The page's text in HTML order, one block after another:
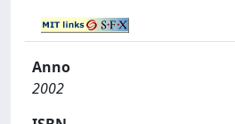
Anno
2002